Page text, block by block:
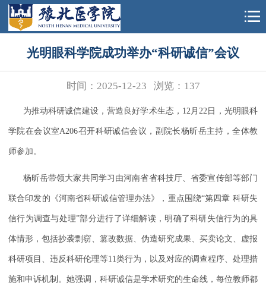
光明眼科学院成功举办“科研诚信”会议
时间：2025-12-23 浏览： 137
为推动科研诚信建设，营造良好学术生态，12月22日，光明眼科
学院在会议室A206召开科研诚信会议，副院长杨昕岳主持，全体教
师参加。
杨昕岳带领大家共同学习由河南省省科技厅、省委宣传部等部门
联合印发的《河南省科研诚信管理办法》，重点围绕“第四章 科研失
信行为调查与处理”部分进行了详细解读，明确了科研失信行为的具
体情形，包括抄袭剽窃、篡改数据、伪造研究成果、买卖论文、虚报
科研项目、违反科研伦理等11类行为，以及对应的调查程序、处理措
施和申诉机制。她强调，科研诚信是学术研究的生命线，每位教师都